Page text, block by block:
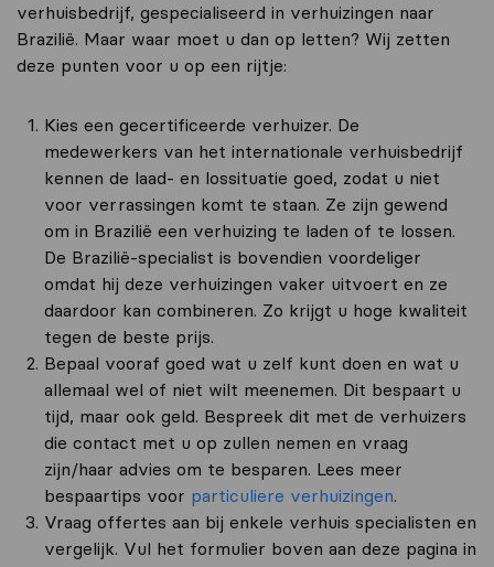
verhuisbedrijf, gespecialiseerd in verhuizingen naar
Brazilië. Maar waar moet u dan op letten? Wij zetten
deze punten voor u op een rijtje:
Kies een gecertificeerde verhuizer. De
medewerkers van het internationale verhuisbedrijf
kennen de laad- en lossituatie goed, zodat u niet
voor verrassingen komt te staan. Ze zijn gewend
om in Brazilië een verhuizing te laden of te lossen.
De Brazilië-specialist is bovendien voordeliger
omdat hij deze verhuizingen vaker uitvoert en ze
daardoor kan combineren. Zo krijgt u hoge kwaliteit
tegen de beste prijs.
Bepaal vooraf goed wat u zelf kunt doen en wat u
allemaal wel of niet wilt meenemen. Dit bespaart u
tijd, maar ook geld. Bespreek dit met de verhuizers
die contact met u op zullen nemen en vraag
zijn/haar advies om te besparen. Lees meer
bespaartips voor particuliere verhuizingen.
Vraag offertes aan bij enkele verhuis specialisten en
vergelijk. Vul het formulier boven aan deze pagina in